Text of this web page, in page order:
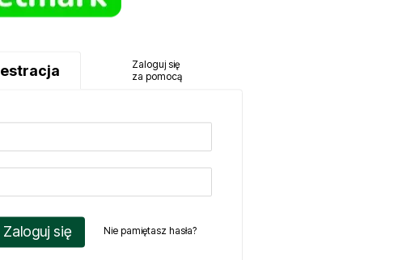
Zaloguj się
za pomocą
Zaloguj się Nie pamiętasz hasła?